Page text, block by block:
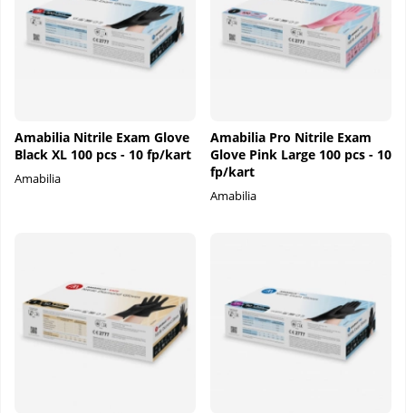
Amabilia Nitrile Exam Glove
Black XL 100 pcs - 10 fp/kart
Amabilia
Amabilia Pro Nitrile Exam
Glove Pink Large 100 pcs - 10
fp/kart
Amabilia